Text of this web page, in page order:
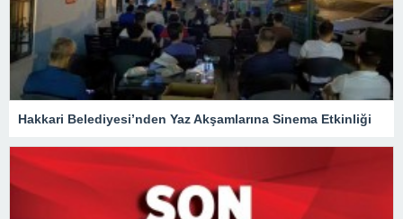
Hakkari Belediyesi’nden Yaz Akşamlarına Sinema Etkinliği